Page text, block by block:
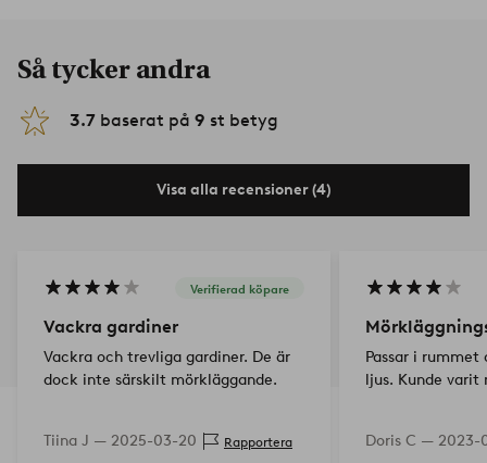
Så tycker andra
3.7 baserat på 9 st betyg
Visa alla recensioner (4)
Verifierad köpare
Vackra gardiner
Vackra och trevliga gardiner. De är
dock inte särskilt mörkläggande.
Tiina J — 2025-03-20 Rapportera
Passar i
ljus. Kunde
Doris C — 2023-